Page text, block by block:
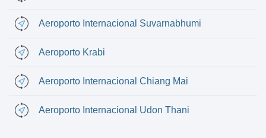
Aeroporto Internacional Suvarnabhumi
Aeroporto Krabi
Aeroporto Internacional Chiang Mai
Aeroporto Internacional Udon Thani